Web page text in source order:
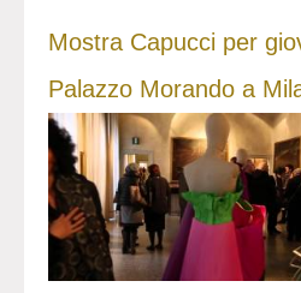
Mostra Capucci per
Palazzo Morando a